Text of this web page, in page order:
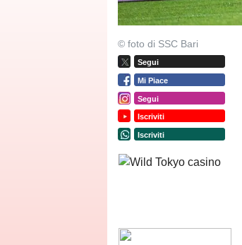
© foto di SSC Bari
Segui
Mi Piace
Segui
Iscriviti
Iscriviti